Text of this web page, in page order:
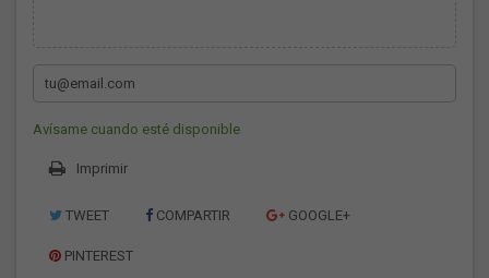
Avísame cuando esté disponible
Imprimir
TWEET COMPARTIR GOOGLE+
PINTEREST